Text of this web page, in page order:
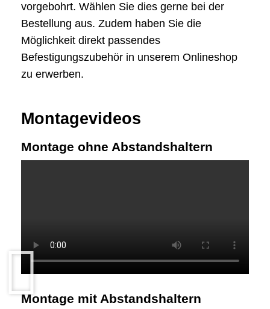
vorgebohrt. Wählen Sie dies gerne bei der
Bestellung aus. Zudem haben Sie die
Möglichkeit direkt passendes
Befestigungszubehör in unserem Onlineshop
zu erwerben.
Montagevideos
Montage ohne Abstandshaltern
Montage mit Abstandshaltern